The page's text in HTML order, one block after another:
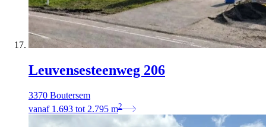
Leuvensesteenweg 206
3370 Boutersem
vanaf 1.693 tot 2.795 m2